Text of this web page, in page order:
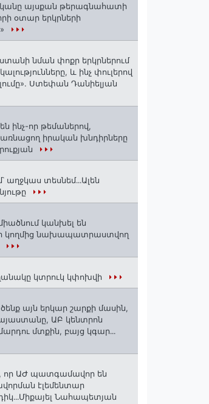
այսքան թերագնահատի
օտար երկրների
նման փոքր երկրներում
և ինչ փուլերով
Ստեփան Դանիելյան
ինչ-որ թեմաներով,
իրական խնդիրները
աղջկաս տեսնեմ․․․Ալեն
կանխել են
կողմից նախապատրաստվող
կտրուկ կփոխվի
այն երկար շարքի մասին,
ԱԲ կենտրոն
մտքին, բայց կգար․․․
որ ԱԺ պատգամավոր են
էլեմենտար
Նահապետյան